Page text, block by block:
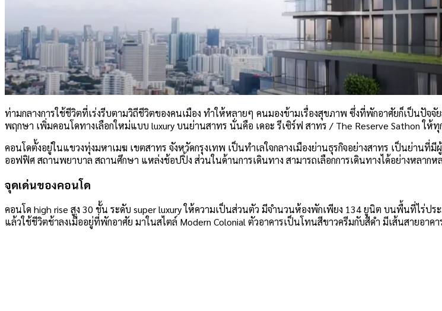
ท่ามกลางการใช้ชีวิตที่เร่งรีบตามวิถีชีวิตของคนเมือง ทำให้หลายๆ คนมองข้ามเรื่องสุขภาพ ซึ่งที่พักอาศัยก็เป็นปั
พฤกษา เพิ่มคอนโดทางเลือกใหม่แบบ luxury บนย่านสาทร นั่นคือ เดอะ รีเซิร์ฟ สาทร / The Reserve Sathon ให้
คอนโดตั้งอยู่ในแขวงทุ่งมหาเมฆ เขตสาทร จังหวัดกรุงเทพ เป็นทำเลใจกลางเมืองย่านธุรกิจอย่างสาทร เป็นย่าน
ออฟฟิศ สถานพยาบาล สถานศึกษา แหล่งช้อปปิ้ง ส่วนในด้านการเดินทาง สามารถเลือกการเดินทางได้อย่างหลา
จุดเด่นของคอนโด
คอนโด high rise สูง 30 ชั้น ระดับ super luxury ให้ความเป็นส่วนตัว มีจำนวนห้องพักเพียง 134 ยูนิต บนพื้นที่ไร่ป
แล้วใช้ชีวิตช้าลงเมื่ออยู่ที่พักอาศัย มาในสไตล์ Modern Colonial ตัวอาคารเป็นโทนสีขาวครีมกับสีดำ มีเส้นสายอาค